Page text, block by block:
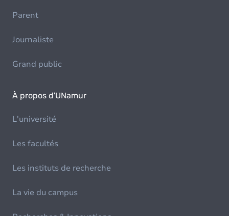
Parent
Journaliste
Grand public
À propos d'UNamur
L'université
Les facultés
Les instituts de recherche
La vie du campus